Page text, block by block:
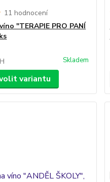
11 hodnocení
"TERAPIE PRO PANÍ
Skladem
variantu